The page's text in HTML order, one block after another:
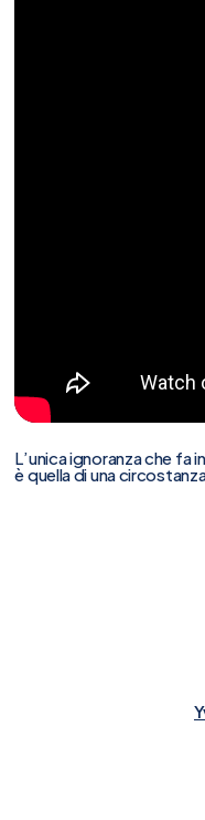
L’unica ignoranza che fa
è quella di una